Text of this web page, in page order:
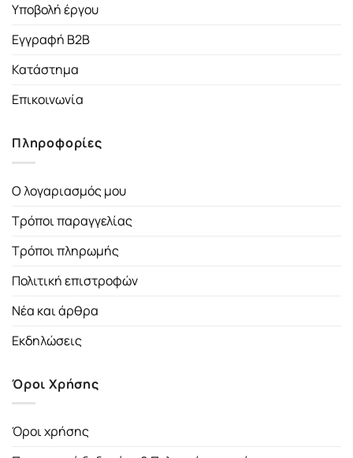
Υποβολή έργου
Εγγραφή B2B
Κατάστημα
Επικοινωνία
Πληροφορίες
Ο λογαριασμός μου
Τρόποι παραγγελίας
Τρόποι πληρωμής
Πολιτική επιστροφών
Νέα και άρθρα
Εκδηλώσεις
Όροι Χρήσης
Όροι χρήσης